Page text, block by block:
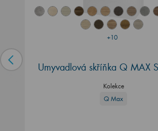
+10
Umyvadlová skříňka Q MAX
Kolekce
Q Max